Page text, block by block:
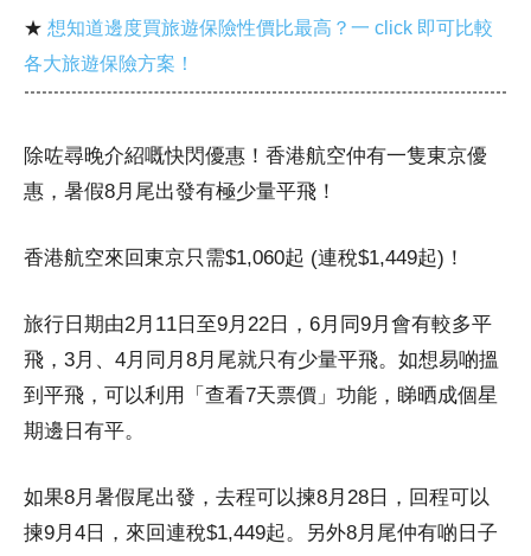
★ 想知道邊度買旅遊保險性價比最高？一 click 即可比較
各大旅遊保險方案！
除咗尋晚介紹嘅快閃優惠！香港航空仲有一隻東京優
惠，暑假8月尾出發有極少量平飛！
香港航空來回東京只需$1,060起 (連稅$1,449起)！
旅行日期由2月11日至9月22日，6月同9月會有較多平
飛，3月、4月同月8月尾就只有少量平飛。如想易啲搵
到平飛，可以利用「 查看7天票價」功能，睇晒成個星
期邊日有平。
如果8月暑假尾出發，去程可以揀8月28日，回程可以
揀9月4日，來回連稅$1,449起。另外8月尾仲有啲日子